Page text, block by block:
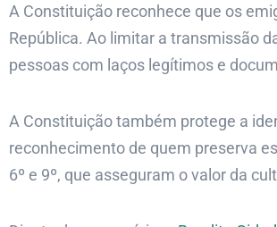
A Constituição reconhece que os
República. Ao limitar a transmissão
pessoas com laços legítimos e
A Constituição também protege a
reconhecimento de quem preserva
6º e 9º, que asseguram o valor da